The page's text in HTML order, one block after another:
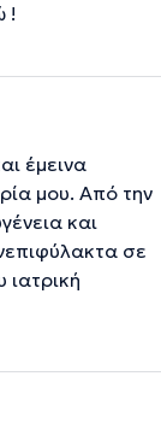
!
έμεινα
μου. Από την
και
σε